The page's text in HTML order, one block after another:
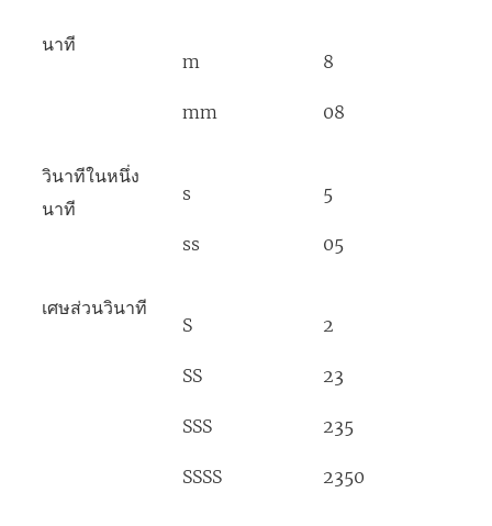
นาที
m
mm
8
08
วินาทีในหนึ่ง
นาที
s
ss
5
05
เศษส่วนวินาที
S
SS
SSS
SSSS
2
23
235
2350